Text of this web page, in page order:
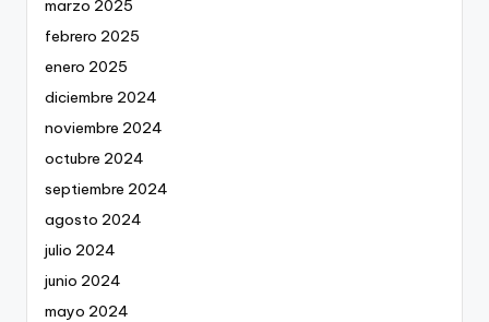
marzo 2025
febrero 2025
enero 2025
diciembre 2024
noviembre 2024
octubre 2024
septiembre 2024
agosto 2024
julio 2024
junio 2024
mayo 2024